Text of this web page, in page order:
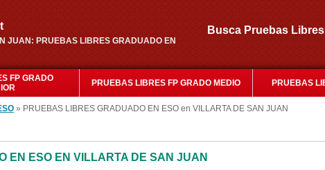
JUAN: PRUEBAS LIBRES GRADUADO EN
Busca Pruebas
FP GRADO
PRUEBAS LIBRES FP GRADO MEDIO PRUEBAS
» PRUEBAS LIBRES GRADUADO EN ESO en VILLARTA DE SAN JUAN
EN ESO EN VILLARTA DE SAN JUAN